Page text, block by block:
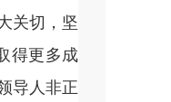
关切，坚
得更多成
导人非正